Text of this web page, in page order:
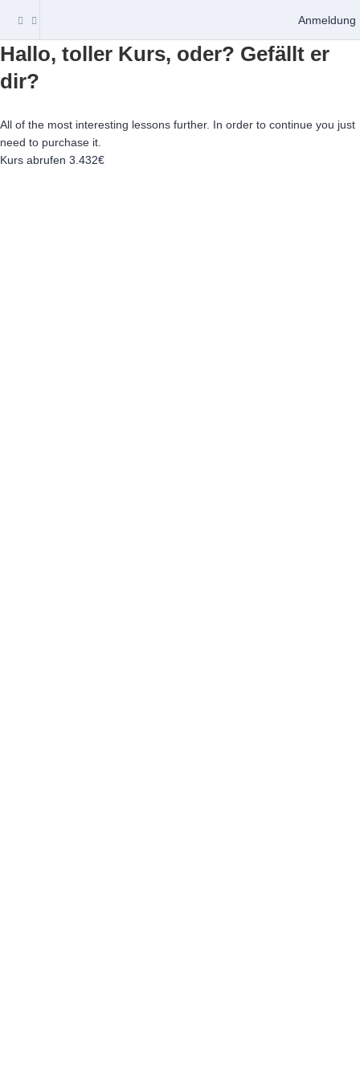
Anmeldung
Hallo, toller Kurs, oder? Gefällt er
dir?
All of the most interesting lessons further. In order to continue you just
need to purchase it.
Kurs abrufen 3.432€